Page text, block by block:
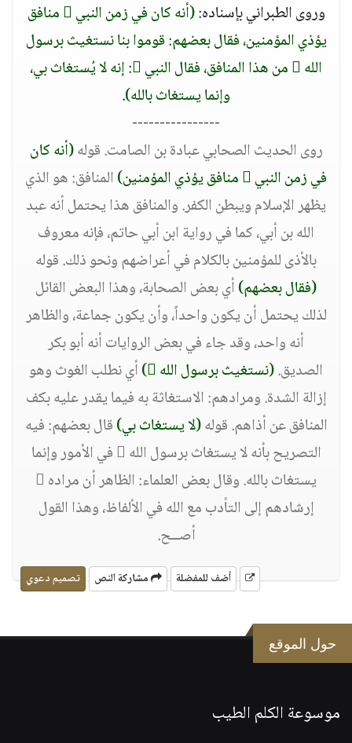
وروى الطبراني بإسناده:
(أنه كان في زمن النبي  منافق
يؤذي المؤمنين، فقال بعضهم: قوموا بنا نستغيث برسول
الله  من هذا المنافق، فقال النبي : إنه لا يُستغاث بي،
وإنما يستغاث بالله).
----------------
روى الحديث الصحابي عبادة بن الصامت. قوله(أنه كان
في زمن النبي  منافق يؤذي المؤمنين)
المنافق: هو الذي
يظهر الإسلام ويبطن الكفر. والمنافق هذا يحتمل أنه عبد
الله بن أبي، كما في رواية ابن أبي حاتم، فإنه معروف
بالأذى للمؤمنين بالكلام في أعراضهم ونحو ذلك. قوله
(فقال بعضهم)أي بعض الصحابة، وهذا البعض القائل
لذلك يحتمل أن يكون واحداً، وأن يكون جماعة، والظاهر
أنه واحد، وقد جاء في بعض الروايات أنه أبو بكر
الصديق.(نستغيث برسول الله )
أي نطلب الغوث وهو
إزالة الشدة. ومرادهم: الاستغاثة به فيما يقدر عليه بكف
المنافق عن أذاهم. قوله(لا يستغاث بي)قال بعضهم: فيه
التصريح بأنه لا يستغاث برسول الله  في الأمور وإنما
يستغاث بالله. وقال بعض العلماء: الظاهر أن مراده 
إرشادهم إلى التأدب مع الله في الألفاظ، وهذا القول
أصــح.
أضف للمفضلة مشاركة النص تصميم دعوي
حول الموقع
موسوعة الكلم الطيب